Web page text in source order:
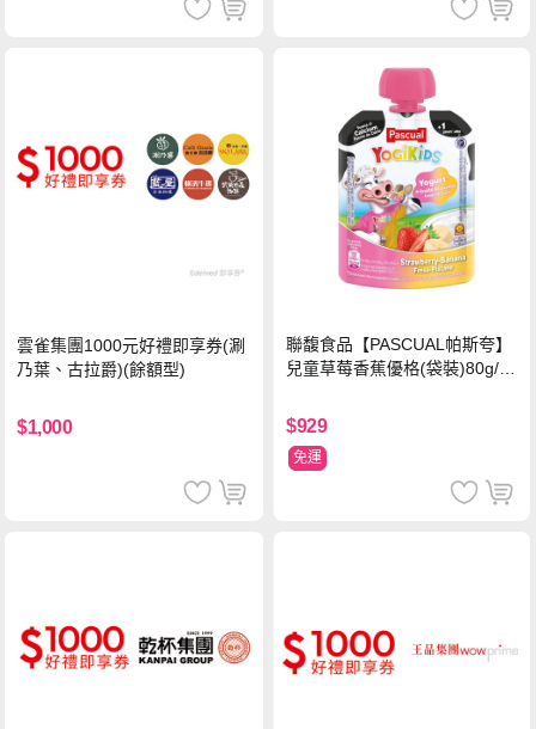
雲雀集團1000元好禮即享券(涮
乃葉、古拉爵)(餘額型)
$1,000
聯馥食品【PASCUAL帕斯夸】
兒童草莓香蕉優格(袋裝)80g/袋
$929
免運